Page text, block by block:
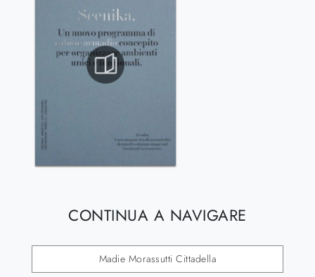
CONTINUA A NAVIGARE
Madie Morassutti Cittadella